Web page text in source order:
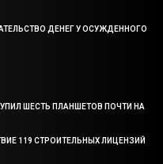
ДЕНЕГ У ОСУЖДЕННОГО
ШЕСТЬ ПЛАНШЕТОВ ПОЧТИ НА
119 СТРОИТЕЛЬНЫХ ЛИЦЕНЗИЙ